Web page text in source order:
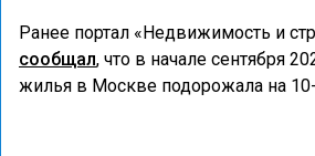
Ранее портал «Недвижимость и
сообщал, что в начале сентября
жилья в Москве подорожала на